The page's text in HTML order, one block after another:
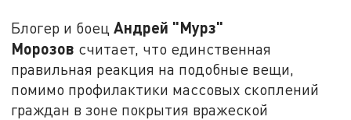
Блогер и боецАндрей "Мурз"
Морозов считает, что единственная
правильная реакция на подобные вещи,
помимо профилактики массовых скоплений
граждан в зоне покрытия вражеской